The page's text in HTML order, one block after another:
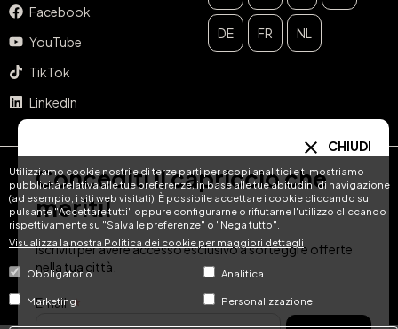
Utilizziamo cookie nostri e di terze parti per scopi analitici e ti mostriamo
pubblicità relativa alle tue preferenze, in base alle tue abitudini di navigazione
(ad esempio, i siti web visitati). È possibile accettare i cookie cliccando sul
pulsante "Accettare tutti" oppure configurarne o rifiutarne l'utilizzo cliccando
rispettivamente su "Salva le preferenze" o "Nega tutto".
Visualizza la nostra Politica dei cookie per maggiori dettagli
Obbligatorio Analitica
Marketing Personalizzazione
Facebook
YouTube
TikTok
LinkedIn
DE FR NL
© Hotel Treats 2026
Tel: +34 871 51 00 40 (9:00 - 19:00 CEST)
Condizioni di utilizzo Informativa sulla privacy
Avviso legale
CHIUDI
Concediti il capriccio che
meriti!
Iscriviti per avere accesso esclusivo a sorteggi e offerte
nella tua città.
Email